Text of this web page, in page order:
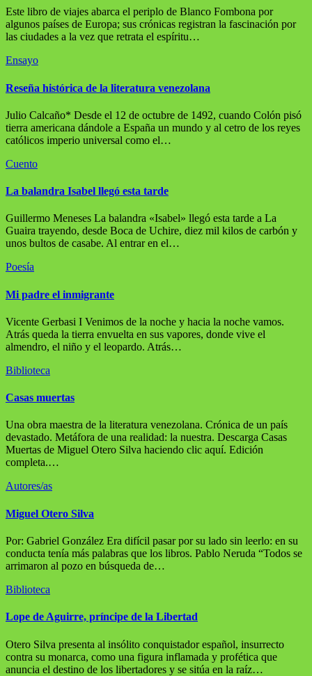
Este libro de viajes abarca el periplo de Blanco Fombona por
algunos países de Europa; sus crónicas registran la fascinación por
las ciudades a la vez que retrata el espíritu…
Ensayo
Reseña histórica de la literatura venezolana
Julio Calcaño* Desde el 12 de octubre de 1492, cuando Colón pisó
tierra americana dándole a España un mundo y al cetro de los reyes
católicos imperio universal como el…
Cuento
La balandra Isabel llegó esta tarde
Guillermo Meneses La balandra «Isabel» llegó esta tarde a La
Guaira trayendo, desde Boca de Uchire, diez mil kilos de carbón y
unos bultos de casabe. Al entrar en el…
Poesía
Mi padre el inmigrante
Vicente Gerbasi I Venimos de la noche y hacia la noche vamos.
Atrás queda la tierra envuelta en sus vapores, donde vive el
almendro, el niño y el leopardo. Atrás…
Biblioteca
Casas muertas
Una obra maestra de la literatura venezolana. Crónica de un país
devastado. Metáfora de una realidad: la nuestra. Descarga Casas
Muertas de Miguel Otero Silva haciendo clic aquí. Edición
completa.…
Autores/as
Miguel Otero Silva
Por: Gabriel González Era difícil pasar por su lado sin leerlo: en su
conducta tenía más palabras que los libros. Pablo Neruda “Todos se
arrimaron al pozo en búsqueda de…
Biblioteca
Lope de Aguirre, príncipe de la Libertad
Otero Silva presenta al insólito conquistador español, insurrecto
contra su monarca, como una figura inflamada y profética que
anuncia el destino de los libertadores y se sitúa en la raíz…